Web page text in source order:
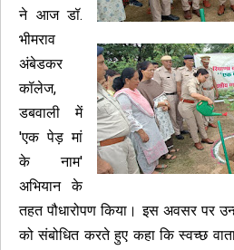
ने आज डॉ.
भीमराव
अंबेडकर
कॉलेज,
डबवाली में
'एक पेड़ मां
के नाम'
अभियान के
तहत पौधारोपण किया। इस अवसर पर
को संबोधित करते हुए कहा कि स्वच्छ